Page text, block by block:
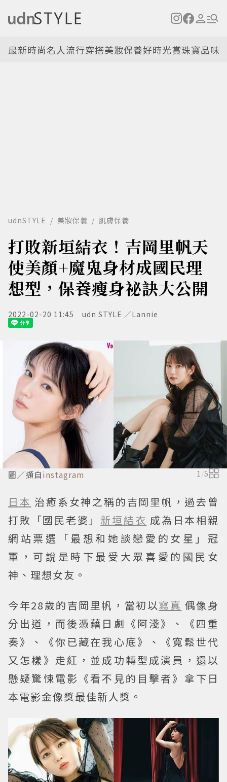
最新時尚名人流行穿搭美妝保養好時光賞珠寶品味
udnSTYLE 美妝保養 肌膚保養
打敗新垣結衣！吉岡里帆天
使美顏+魔鬼身材成國民理
想型，保養瘦身祕訣大公開
2022-02-20 11:45 udn STYLE ／Lannie
圖／擷自instagram 1 /5
日本 治癒系女神之稱的吉岡里帆，過去曾
打敗「國民老婆」 新垣結衣 成為日本相親
網站票選「最想和她談戀愛的女星」冠
軍，可說是時下最受大眾喜愛的國民女
神、理想女友。
今年28歲的吉岡里帆，當初以寫真 偶像身
分出道，而後憑藉日劇《阿淺》、《四重
奏》、《你已藏在我心底》、《寬鬆世代
又怎樣》走紅，並成功轉型成演員，還以
懸疑驚悚電影《看不見的目擊者》拿下日
本電影金像獎最佳新人獎。